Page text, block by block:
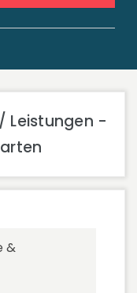
Leistungen -
&